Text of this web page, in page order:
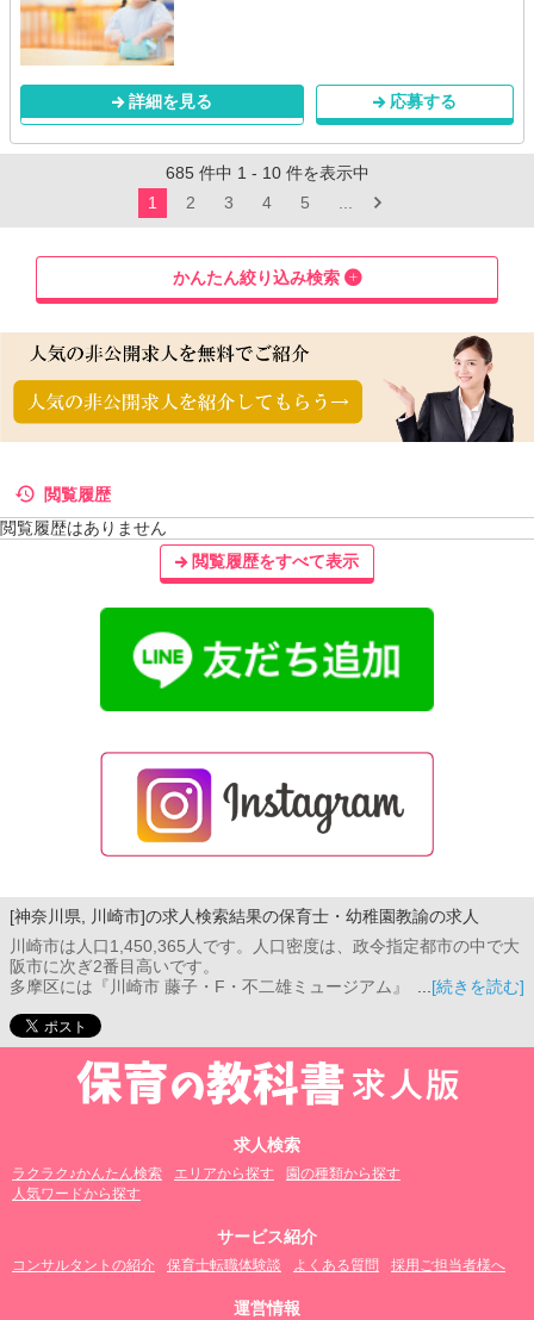
詳細を見る 応募する
685件中 1 - 10件を表示中
1
2 3 4 5
かんたん絞り込み検索
閲覧履歴
閲覧履歴はありません
閲覧履歴をすべて表示
[神奈川県, 川崎市]の求人検索結果の保育士・幼稚園教諭の求人
川崎市は人口1,450,365人です。人口密度は、政令指定都市の中で大
阪市に次ぎ2番目高いです。
多摩区には『川崎市 藤子・F・不二雄ミュージアム』があり、老若
川崎区は大規模な工場地帯を抱えていて、工場夜景が新たなレジャ
ーとして人気を集めています。 また川崎市は産業都市として発展し
ているため、工場見学などの産業観光ツアーも注目されています。
【保育の教科書 求人板】は川崎市内全域の求人を掲載しています。
ご希望の勤務地・最寄り駅から求人情報を探すことが可能です。
[続きを読む]
求人検索
ラクラク♪かんたん検索 エリアから探す
園の種類から探す
人気ワードから探す
サービス紹介
コンサルタントの紹介 保育士転職体験談 よくある質問 採用ご担当者様へ
運営情報